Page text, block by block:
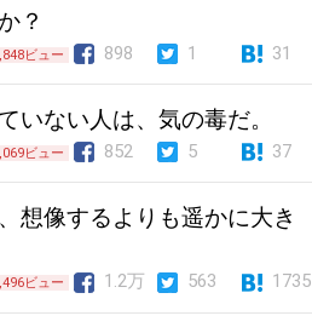
？
ビュー 898 1 31
いない人は、気の毒だ。
ビュー 852 5 37
想像するよりも遥かに大き
ビュー 1.2万 563 1735